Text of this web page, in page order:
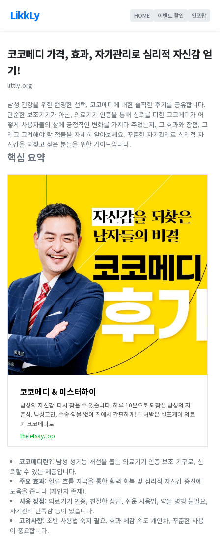
LikkLy HOME 이벤트 할인 인포탑
코코메디 가격, 효과, 자기관리로 심리적 자신감 얻
기!
littly.org
남성 건강을 위한 현명한 선택, 코코메디에 대한 솔직한 후기를 공유합니다.
단순한 보조기기가 아닌, 의료기기 인증을 통해 신뢰를 더한 코코메디가 어
떻게 사용자들의 삶에 긍정적인 변화를 가져다 주었는지, 그 효과와 장점, 그
리고 고려해야 할 점들을 자세히 알아보세요. 꾸준한 자기관리로 심리적 자
신감을 되찾고 싶은 분들을 위한 가이드입니다.
핵심 요약
코코메디 & 미스터하이
남성의 자신감, 다시 찾을 수 있습니다. 하루 10분으로 되찾은 남성의 자
존심. 남성고민, 수술·약물 없이 집에서 간편하게! 특허받은 셀프케어 의료
기 코코메디로
theletsay.top
코코메디란?: 남성 성기능 개선을 돕는 의료기기 인증 보조 기구로, 신
뢰할 수 있는 제품입니다.
주요 효과: 혈류 흐름 자극을 통한 활력 회복 및 심리적 자신감 증진에
도움을 줍니다 (개인차 존재).
사용 장점: 의료기기 인증, 친절한 상담, 쉬운 사용법, 약물 병행 불필요,
자기관리 만족감 등이 있습니다.
고려사항: 초반 사용법 숙지 필요, 효과 체감 속도 개인차, 꾸준한 사용
이 중요합니다.